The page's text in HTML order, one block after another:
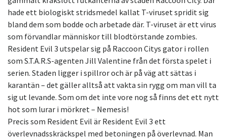
hade ett biologiskt stridsmedel kallat T-viruset spridit sig
bland dem som bodde och arbetade där. T-viruset är ett virus
som förvandlar människor till blodtörstande zombies.
Resident Evil 3 utspelar sig på Raccoon Citys gator i rollen
som S.T.A.R.S-agenten Jill Valentine från det första spelet i
serien. Staden ligger i spillror och är på väg att sättas i
karantän – det gäller alltså att vakta sin rygg om man vill ta
sig ut levande. Som om det inte vore nog så finns det ett nytt
hot som lurar i mörkret – Nemesis!
Precis som Resident Evil är Resident Evil 3 ett
överlevnadsskräckspel med betoningen på överlevnad. Man